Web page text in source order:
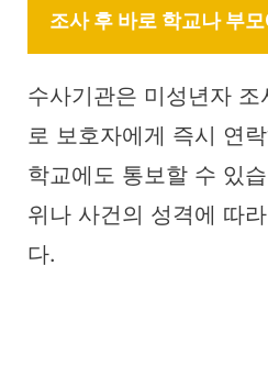
조사 후 바로 학교나 부
수사기관은 미성년자
로 보호자에게 즉시 연
학교에도 통보할 수 있
위나 사건의 성격에 따
다.